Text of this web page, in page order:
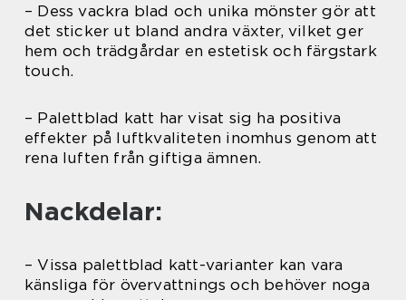
– Dess vackra blad och unika mönster gör att
det sticker ut bland andra växter, vilket ger
hem och trädgårdar en estetisk och färgstark
touch.
– Palettblad katt har visat sig ha positiva
effekter på luftkvaliteten inomhus genom att
rena luften från giftiga ämnen.
Nackdelar:
– Vissa palettblad katt-varianter kan vara
känsliga för övervattnings och behöver noga